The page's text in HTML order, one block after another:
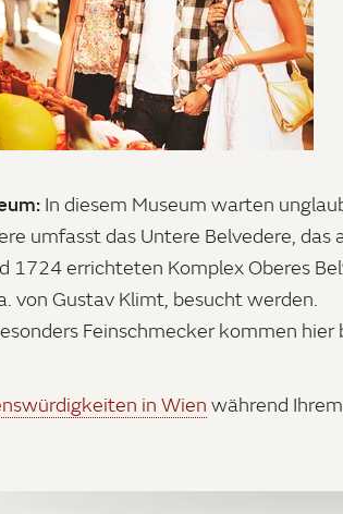
In diesem Museum warten
umfasst das Untere Belvedere,
1724 errichteten Komplex Oberes
von Gustav Klimt, besucht werden.
Feinschmecker kommen
in Wien während